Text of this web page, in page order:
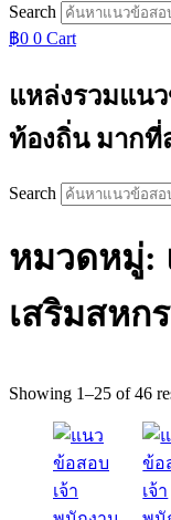
Search
฿0 0 Cart
แหล่งรวมแน
ท้องถิ่น มาก
Search
หมวดหมู่:
เสริมสหก
Showing 1–25 of 46